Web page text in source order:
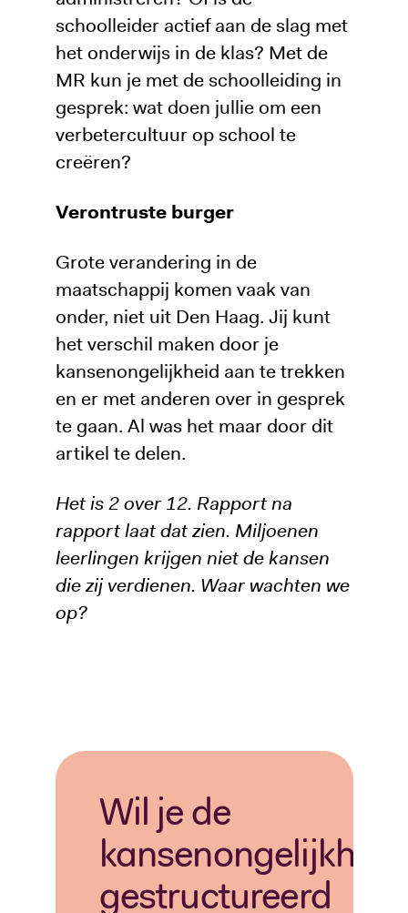
schoolleider actief aan de slag met
het onderwijs in de klas? Met de
MR kun je met de schoolleiding in
gesprek: wat doen jullie om een
verbetercultuur op school te
creëren?
Verontruste burger
Grote verandering in de
maatschappij komen vaak van
onder, niet uit Den Haag. Jij kunt
het verschil maken door je
kansenongelijkheid aan te trekken
en er met anderen over in gesprek
te gaan. Al was het maar door dit
artikel te delen.
Het is 2 over 12. Rapport na
rapport laat dat zien. Miljoenen
leerlingen krijgen niet de kansen
die zij verdienen. Waar wachten we
op?
Wil je de
kansenongelijkheid
gestructureerd